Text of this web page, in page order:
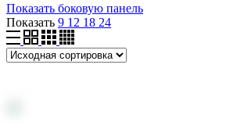
Показать боковую панель
Показать 9 12 18 24